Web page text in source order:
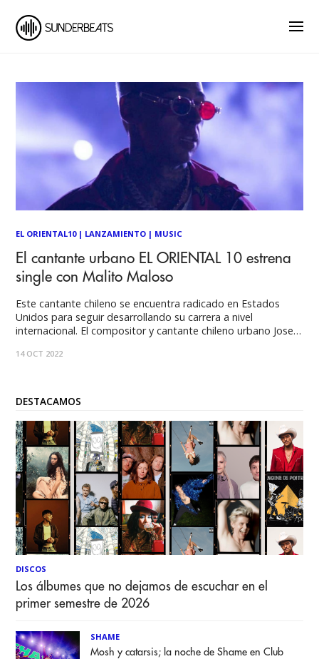
EL ORIENTAL10| LANZAMIENTO | MUSIC
El cantante urbano EL ORIENTAL 10 estrena
single con Malito Maloso
Este cantante chileno se encuentra radicado en Estados
Unidos para seguir desarrollando su carrera a nivel
internacional. El compositor y cantante chileno urbano Jose
El Oriental10, acaba de estrenar su single “Illuminati” junto al
14 OCT 2022
DESTACAMOS
DISCOS
Los álbumes que no dejamos de escuchar en el
primer semestre de 2026
SHAME
Mosh y catarsis; la noche de Shame en Club